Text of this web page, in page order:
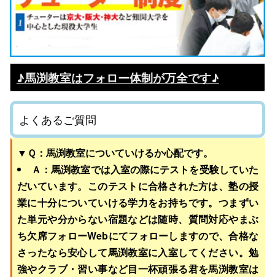
♪馬渕教室はフォロー体制が万全です♪
よくあるご質問
▼Ｑ：馬渕教室についていけるか心配です。
Ａ：馬渕教室では入室の際にテストを受験していた
だいています。このテストに合格された方は、塾の授
業に十分についていける学力をお持ちです。つまずい
た単元や分からない宿題などは随時、質問対応やまぶ
ち欠席フォローWebにてフォローしますので、合格な
さったなら安心して馬渕教室に入室してください。勉
強やクラブ・習い事など目一杯頑張る君を馬渕教室は